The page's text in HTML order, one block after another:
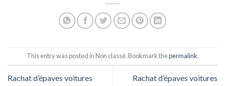
This entry was posted in Non classé. Bookmark thepermalink.
Rachat d’épaves voitures
Rachat d’épaves voitures